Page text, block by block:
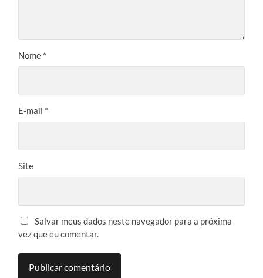
Nome *
E-mail *
Site
Salvar meus dados neste navegador para a próxima
vez que eu comentar.